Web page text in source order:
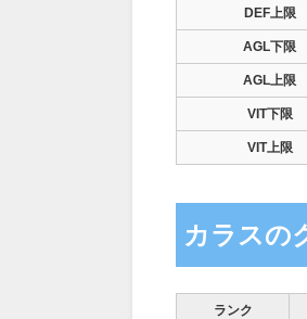
DEF上限
AGL下限
AGL上限
VIT下限
VIT上限
カラスの
ランク